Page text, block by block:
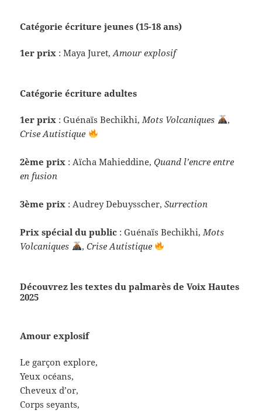
Catégorie écriture jeunes (15-18 ans)
1er prix : Maya Juret,Amour explosif
Catégorie écriture adultes
1er prix : Guénaïs Bechikhi, Mots Volcaniques
,
Crise Autistique
2ème prix : Aïcha Mahieddine,Quand l’encre entre
en fusion
3ème prix : Audrey Debuysscher,Surrection
Prix spécial du public : Guénaïs Bechikhi, Mots
Volcaniques
, Crise Autistique
Découvrez les textes du palmarès de Voix Hautes
2025
Amour explosif
Le garçon explore,
Yeux océans,
Cheveux d’or,
Corps seyants,